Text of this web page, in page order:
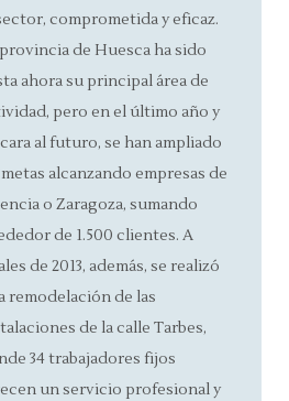
comprometida y eficaz.
de Huesca ha sido
ahora su principal área de
pero en el último año y
al futuro, se han ampliado
metas alcanzando empresas de
o Zaragoza, sumando
de 1.500 clientes. A
de 2013, además, se realizó
remodelación de las
de la calle Tarbes,
34 trabajadores fijos
un servicio profesional y